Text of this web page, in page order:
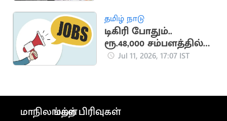
தமிழ் நாடு
டிகிரி போதும்..
ரூ.48,000 சம்பளத்தில்
சூப்பர் வேலை
Jul 11, 2026, 17:07 IST
மாநிலங்கள்மற்ற பிரிவுகள்